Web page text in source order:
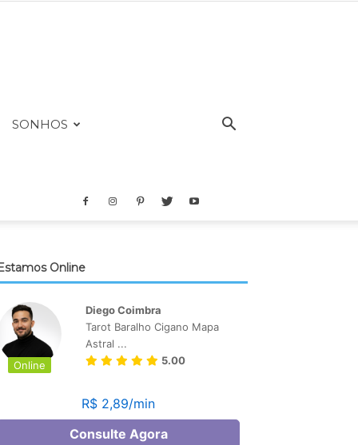
SONHOS
Online